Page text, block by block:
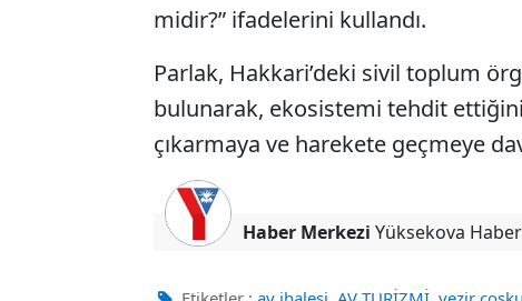
midir?” ifadelerini kullandı.
Parlak, Hakkari’deki sivil toplum
bulunarak, ekosistemi tehdit
çıkarmaya ve harekete geçmeye
Haber Merkezi Yüksekova Haber